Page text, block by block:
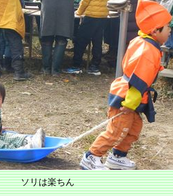
ソリは楽ちん